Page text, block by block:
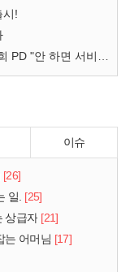
시!
이슈
[26]
일. [25]
상급자 [21]
는 어머님 [17]